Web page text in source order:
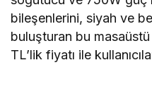
bileşenlerini, siyah ve
buluşturan bu
TL’lik fiyatı ile